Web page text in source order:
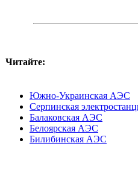
Читайте:
Южно-Украинская АЭС
Серпинская
Балаковская АЭС
Белоярская АЭС
Билибинская АЭС